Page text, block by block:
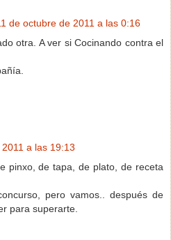
de octubre de 2011 a las 0:16
otra. A ver si Cocinando contra el
a las 19:13
pinxo, de tapa, de plato, de receta
pero vamos.. después de
para superarte.